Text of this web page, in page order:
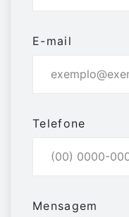
E-mail
Telefone
Mensagem